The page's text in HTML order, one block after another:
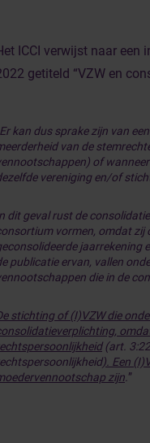
ICCI verwijst naar een
getiteld “VZW en
Er kan dus sprake zijn van
van de
of
vereniging en/of
dit geval rust de
vormen, omdat zij
jaarrekening
publicatie ervan, vallen
die in de
stichting of (I)VZW die
(art.
). Een
zijn ”